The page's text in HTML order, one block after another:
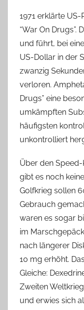
1971 erklärte
“War On Drugs”.
und führt, bei
US-Dollar in der
zwanzig
verloren.
Drugs” eine
umkämpften
häufigsten
unkontrolliert
Über den Speed-
gibt es noch
Golfkrieg sollen
Gebrauch
waren es sogar
im
nach längerer
10 mg erhöht.
Gleiche:
Zweiten
und erwies sich